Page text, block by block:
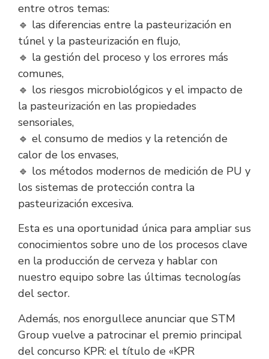
entre otros temas:
🔹 las diferencias entre la pasteurización en
túnel y la pasteurización en flujo,
🔹 la gestión del proceso y los errores más
comunes,
🔹 los riesgos microbiológicos y el impacto de
la pasteurización en las propiedades
sensoriales,
🔹 el consumo de medios y la retención de
calor de los envases,
🔹 los métodos modernos de medición de PU y
los sistemas de protección contra la
pasteurización excesiva.
Esta es una oportunidad única para ampliar sus
conocimientos sobre uno de los procesos clave
en la producción de cerveza y hablar con
nuestro equipo sobre las últimas tecnologías
del sector.
Además, nos enorgullece anunciar que STM
Group vuelve a patrocinar el premio principal
del concurso KPR: el título de «KPR